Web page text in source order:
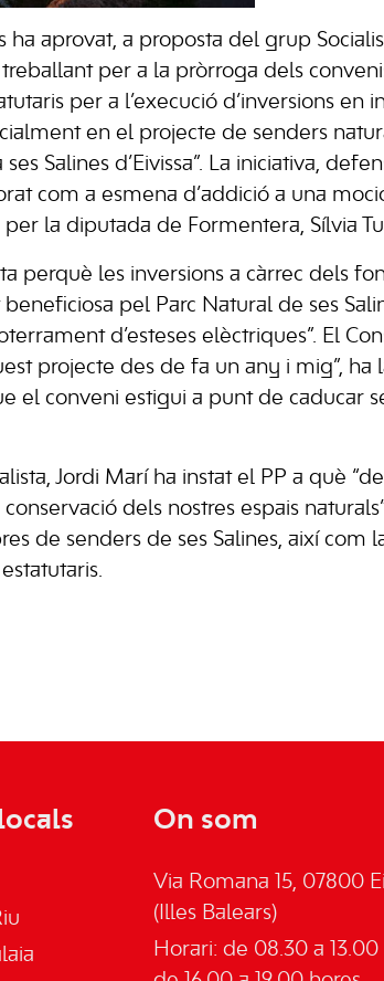
ha aprovat, a proposta del grup
per a la pròrroga dels
per a l’execució d’inversions en
en el projecte de senders
Salines d’Eivissa”. La iniciativa,
com a esmena d’addició a una
la diputada de Formentera, Sílvia
perquè les inversions a càrrec dels
pel Parc Natural de ses
d’esteses elèctriques”. El
projecte des de fa un any i mig”,
el conveni estigui a punt de caducar
Jordi Marí ha instat el PP a què
dels nostres espais
de senders de ses Salines, així com
On som
Via Romana 15, 07800
(Illes Balears)
Horari: de 08.30 a 13.00